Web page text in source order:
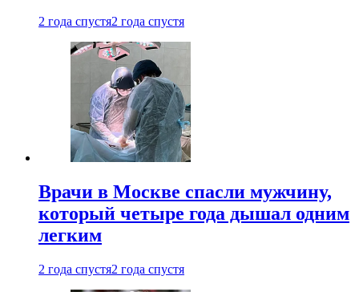
2 года спустя2 года спустя
Врачи в Москве спасли мужчину,
который четыре года дышал одним
легким
2 года спустя2 года спустя